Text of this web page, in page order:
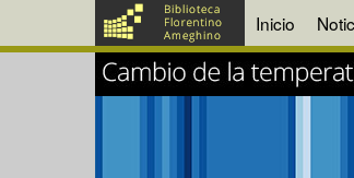
Inicio